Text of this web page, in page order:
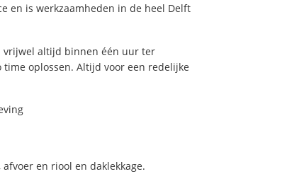
en is werkzaamheden in de heel Delft
vrijwel altijd binnen één uur ter
oplossen. Altijd voor een redelijke
en riool en daklekkage.